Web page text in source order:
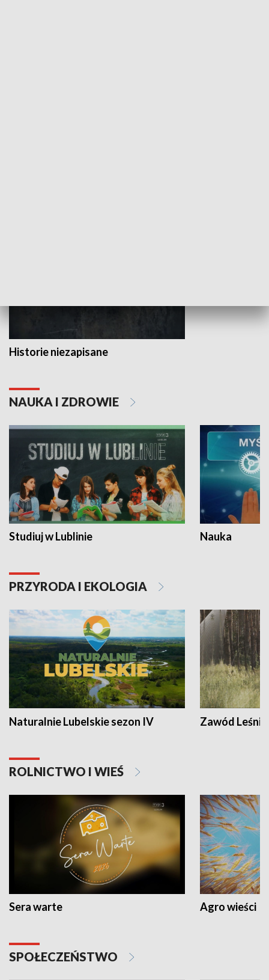
Historie niezapisane
NAUKA I ZDROWIE
Studiuj w Lublinie Nauka
PRZYRODA I EKOLOGIA
Naturalnie Lubelskie sezon IV Zawód Leśnik
ROLNICTWO I WIEŚ
Sera warte Agro wieści
SPOŁECZEŃSTWO